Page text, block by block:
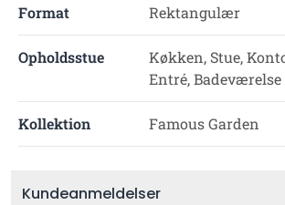
Format Rektangulær
Opholdsstue
Køkken, Stue,
Entré, Badeværelse
Kollektion Famous Garden
Kundeanmeldelser